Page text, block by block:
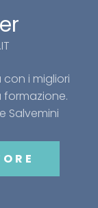
i migliori
Salvemini